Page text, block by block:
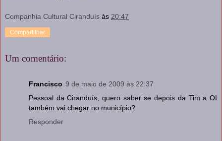
Companhia Cultural Ciranduís às 20:47
Compartilhar
Um comentário:
Francisco 9 de maio de 2009 às 22:37
Pessoal da Ciranduís, quero saber se depois da Tim a OI
também vai chegar no município?
Responder